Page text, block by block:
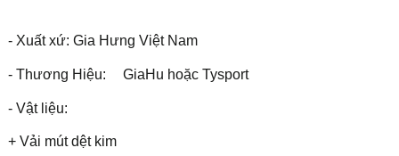
- Xuất xứ: Gia Hưng Việt Nam
- Thương Hiệu: GiaHu hoặc Tysport
- Vật liệu:
+ Vải mút dệt kim